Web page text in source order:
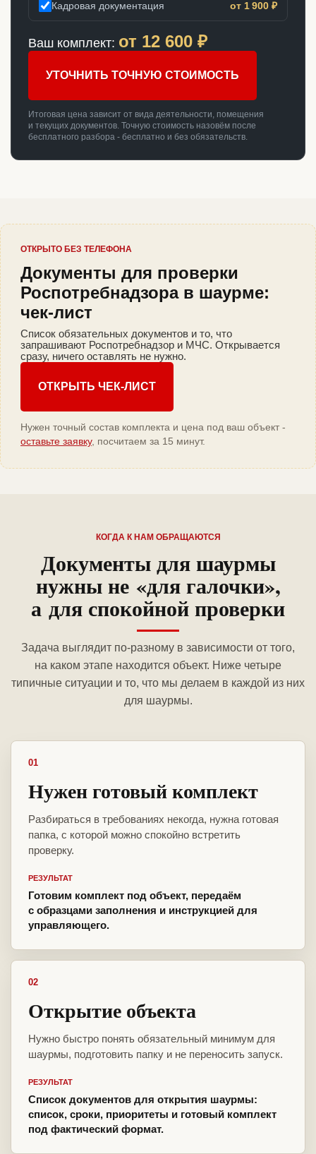
Кадровая документация от 1 900 ₽
Ваш комплект: от 12 600 ₽
УТОЧНИТЬ ТОЧНУЮ СТОИМОСТЬ
Итоговая цена зависит от вида деятельности, помещения
и текущих документов. Точную стоимость назовём после
бесплатного разбора - бесплатно и без обязательств.
ОТКРЫТО БЕЗ ТЕЛЕФОНА
Документы для проверки
Роспотребнадзора в шаурме:
чек-лист
Список обязательных документов и то, что
запрашивают Роспотребнадзор и МЧС. Открывается
сразу, ничего оставлять не нужно.
ОТКРЫТЬ ЧЕК-ЛИСТ
Нужен точный состав комплекта и цена под ваш объект -
оставьте заявку, посчитаем за 15 минут.
КОГДА К НАМ ОБРАЩАЮТСЯ
Документы для шаурмы
нужны не «для галочки»,
а для спокойной проверки
Задача выглядит по-разному в зависимости от того,
на каком этапе находится объект. Ниже четыре
типичные ситуации и то, что мы делаем в каждой из них
для шаурмы.
01
Нужен готовый комплект
Разбираться в требованиях некогда, нужна готовая
папка, с которой можно спокойно встретить
проверку.
РЕЗУЛЬТАТ
Готовим комплект под объект, передаём
с образцами заполнения и инструкцией для
управляющего.
02
Открытие объекта
Нужно быстро понять обязательный минимум для
шаурмы, подготовить папку и не переносить запуск.
РЕЗУЛЬТАТ
Список документов для открытия шаурмы:
список, сроки, приоритеты и готовый комплект
под фактический формат.